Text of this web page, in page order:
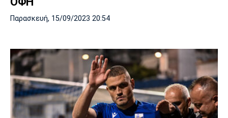
Παρασκευή, 15/09/2023 20:54